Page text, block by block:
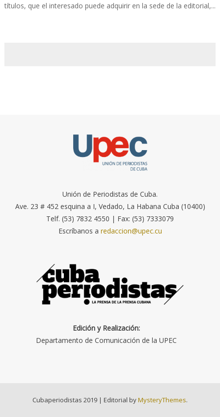
títulos, que el interesado puede adquirir en la sede de la editorial,...
Unión de Periodistas de Cuba.
Ave. 23 # 452 esquina a I, Vedado, La Habana Cuba (10400)
Telf. (53) 7832 4550 | Fax: (53) 7333079
Escríbanos a redaccion@upec.cu
Edición y Realización:
Departamento de Comunicación de la UPEC
Cubaperiodistas 2019 | Editorial byMysteryThemes.